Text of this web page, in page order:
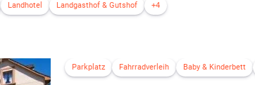
Landhotel Landgasthof & Gutshof +4
Parkplatz Fahrradverleih Baby & Kinderbett